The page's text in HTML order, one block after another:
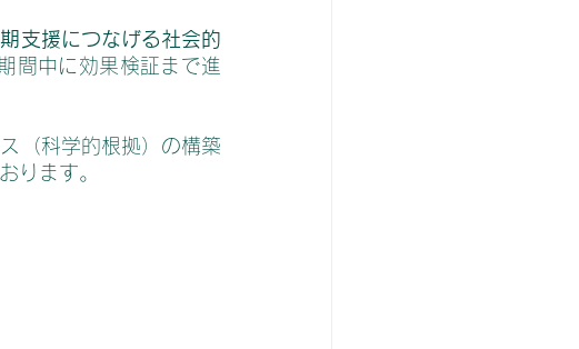
支援につなげる社会的
間中に効果検証まで進
（科学的根拠）の構築
ります。